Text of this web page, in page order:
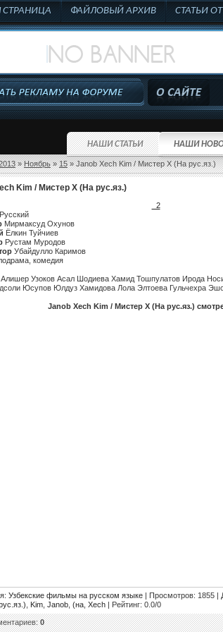
СТРАНИЦА ФАЙЛОВЫЙ АРХИВ СТАТЬИ
НАШИ
НАШИ СТАТЬИ
» Ноябрь » 15» Janob Xech Kim / Мистер Х (На рус.яз.)
Kim / Мистер Х (На рус.яз.)
2
Русский
Мирмаксуд Охунов
Ёлкин Туйчиев
Рустам Муродов
Убайдулло Каримов
комедия
Алишер Узоков Асал Шодиева Хамид Тошпулатов Ирода
Юсупов Юлдуз Хамидова Лола Элтоева Гульчехра
Janob Xech Kim / Мистер Х (На рус.яз.)
: Узбекские фильмы на русском языке | Просмотров: 1855 |
Kim Janob (на Xech | Рейтинг: 0.0/0
:0